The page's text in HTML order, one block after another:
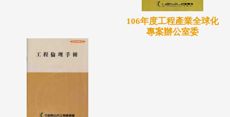
106年度工程產業全球化
專案辦公室委